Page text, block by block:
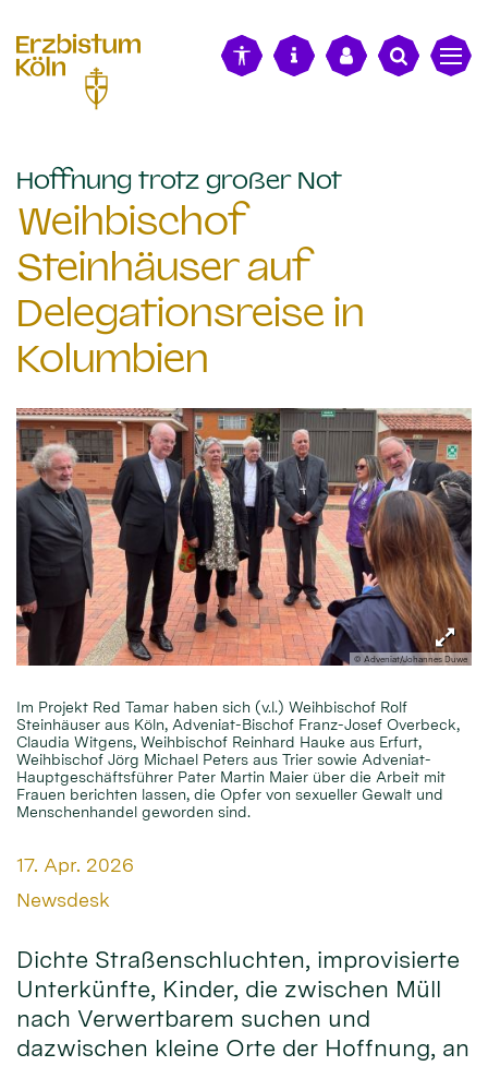
Hoffnung trotz großer Not:
Weihbischof
Steinhäuser auf
Delegationsreise in
Kolumbien
© Adveniat/Johannes Duwe
Im Projekt Red Tamar haben sich (v.l.) Weihbischof Rolf
Steinhäuser aus Köln, Adveniat-Bischof Franz-Josef Overbeck,
Claudia Witgens, Weihbischof Reinhard Hauke aus Erfurt,
Weihbischof Jörg Michael Peters aus Trier sowie Adveniat-
Hauptgeschäftsführer Pater Martin Maier über die Arbeit mit
Frauen berichten lassen, die Opfer von sexueller Gewalt und
Menschenhandel geworden sind.
Datum:
17. Apr. 2026
Von:
Newsdesk
Dichte Straßenschluchten, improvisierte
Unterkünfte, Kinder, die zwischen Müll
nach Verwertbarem suchen und
dazwischen kleine Orte der Hoffnung, an